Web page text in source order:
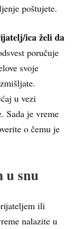
poštujete.
ica želi da
poručuje
svoje
u vezi
Sada je vreme
o čemu je
u snu
ili
nalazite u